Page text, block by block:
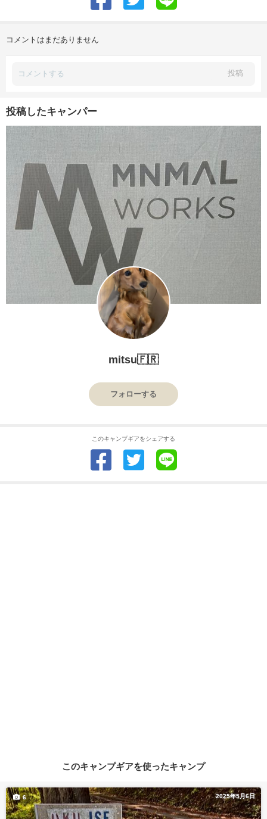
コメントはまだありません
投稿
投稿したキャンパー
mitsu🇫🇷
フォローする
このキャンプギアをシェアする
このキャンプギアを使ったキャンプ
2025年5月6日
6